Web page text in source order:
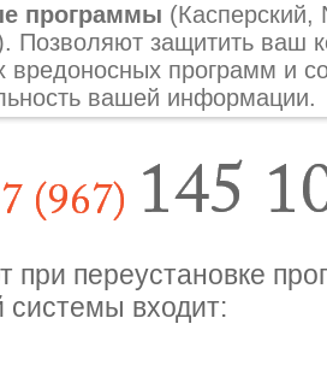
программы (Касперский,
Позволяют защитить ваш
вредоносных программ и
вашей информации.
при переустановке
системы входит: